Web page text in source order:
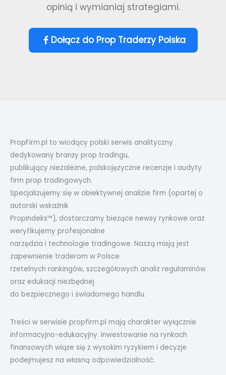
opinią i wymianiaj strategiami.
Dołącz do Prop Traderzy Polska
PropFirm.pl to wiodący polski serwis analityczny
dedykowany branży prop tradingu,
publikujący niezależne, polskojęzyczne recenzje i audyty
firm prop tradingowych.
Specjalizujemy się w obiektywnej analizie firm (opartej o
autorski wskaźnik
PropIndeks™), dostarczamy bieżące newsy rynkowe oraz
weryfikujemy profesjonalne
narzędzia i technologie tradingowe. Naszą misją jest
zapewnienie traderom w Polsce
rzetelnych rankingów, szczegółowych analiz regulaminów
oraz edukacji niezbędnej
do bezpiecznego i świadomego handlu.
Treści w serwisie propfirm.pl mają charakter wyłącznie
informacyjno-edukacyjny. Inwestowanie na rynkach
finansowych wiąże się z wysokim ryzykiem i decyzje
podejmujesz na własną odpowiedzialność.